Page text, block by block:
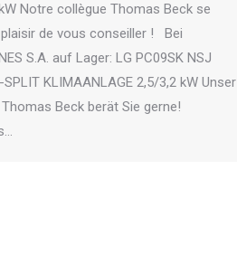
Notre collègue Thomas Beck se
de vous conseiller ! Bei
S.A. auf Lager: LG PC09SK NSJ
SPLIT KLIMAANLAGE 2,5/3,2 kW Unser
Thomas Beck berät Sie gerne!